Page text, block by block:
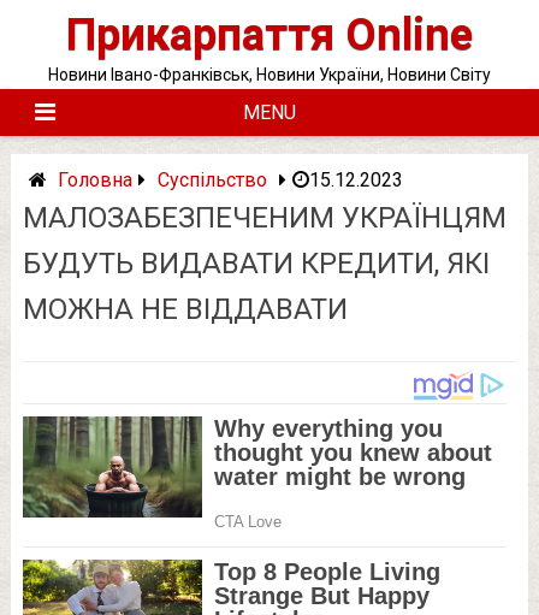
Прикарпаття Online
Новини Івано-Франківськ, Новини України, Новини Світу
MENU
Головна Суспільство 15.12.2023
МАЛОЗАБЕЗПЕЧЕНИМ УКРАЇНЦЯМ
БУДУТЬ ВИДАВАТИ КРЕДИТИ, ЯКІ
МОЖНА НЕ ВІДДАВАТИ